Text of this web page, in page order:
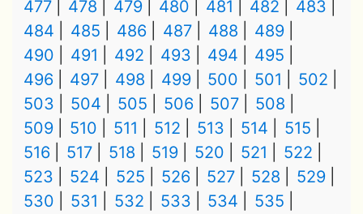
477 478 479 480 481 482
483
484
485 486 487 488
489
490
491 492 493 494
495
496
497 498 499 500 501
502
503
504 505 506 507
508
509
510 511 512 513 514
515
516
517 518 519 520 521
522
523
524 525 526 527 528
529
530
531 532 533 534
535